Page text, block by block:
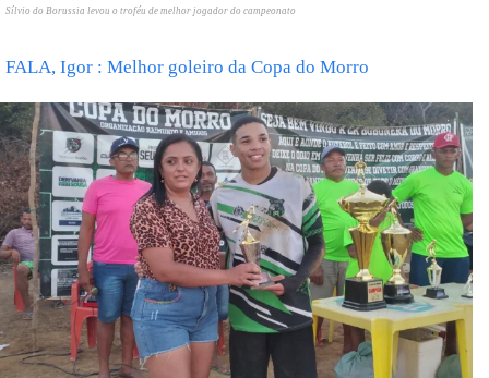
Sílvio do Borussia levou o troféu de melhor jogador do campeonato
FALA, Igor : Melhor goleiro da Copa do Morro